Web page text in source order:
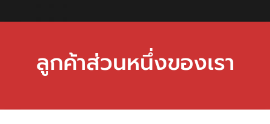
ลูกค้าส่วนหนึ่งของเรา